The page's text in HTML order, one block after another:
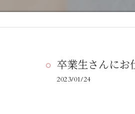
卒業生さんに
2023/01/24